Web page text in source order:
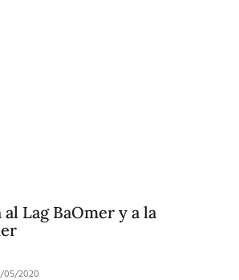
Lag BaOmer y a la
05/2020